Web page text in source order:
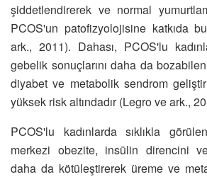
şiddetlendirerek ve normal
PCOS'un patofizyolojisine katkıda
ark., 2011). Dahası, PCOS'lu
gebelik sonuçlarını daha da
diyabet ve metabolik sendrom
yüksek risk altındadır (Legro ve ark.,
PCOS'lu kadınlarda sıklıkla
merkezi obezite, insülin direncini
daha da kötüleştirerek üreme ve